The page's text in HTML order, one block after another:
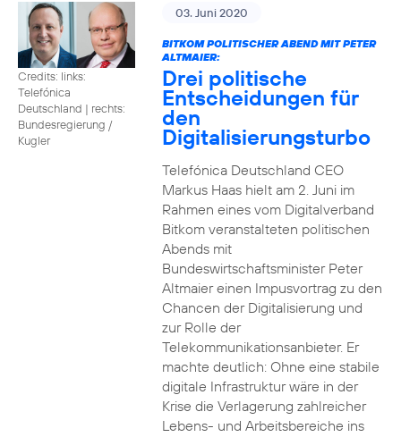
Credits: links:
Telefónica
Deutschland | rechts:
Bundesregierung /
Kugler
03. Juni 2020
BITKOM POLITISCHER ABEND MIT PETER
ALTMAIER:
Drei politische
Entscheidungen für
den
Digitalisierungsturbo
Telefónica Deutschland CEO
Markus Haas hielt am 2. Juni im
Rahmen eines vom Digitalverband
Bitkom veranstalteten politischen
Abends mit
Bundeswirtschaftsminister Peter
Altmaier einen Impusvortrag zu den
Chancen der Digitalisierung und
zur Rolle der
Telekommunikationsanbieter. Er
machte deutlich: Ohne eine stabile
digitale Infrastruktur wäre in der
Krise die Verlagerung zahlreicher
Lebens- und Arbeitsbereiche ins